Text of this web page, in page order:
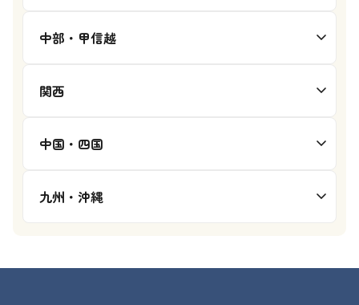
中部・甲信越
関西
中国・四国
九州・沖縄